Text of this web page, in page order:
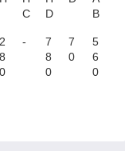
C
D
B
2
8
0
-
7
8
0
7
0
5
6
0